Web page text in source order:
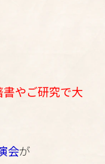
やご研究で大
会が